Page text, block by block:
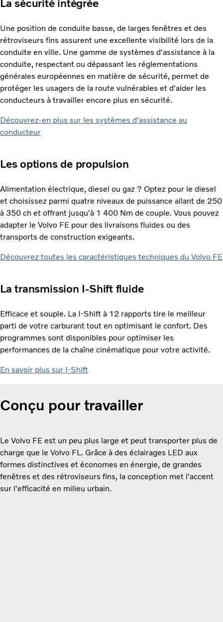
La sécurité intégrée
Une position de conduite basse, de larges fenêtres et des
rétroviseurs fins assurent une excellente visibilité lors de la
conduite en ville. Une gamme de systèmes d'assistance à la
conduite, respectant ou dépassant les réglementations
générales européennes en matière de sécurité, permet de
protéger les usagers de la route vulnérables et d'aider les
conducteurs à travailler encore plus en sécurité.
Découvrez-en plus sur les systèmes d'assistance au
conducteur
Les options de propulsion
Alimentation électrique, diesel ou gaz ? Optez pour le diesel
et choisissez parmi quatre niveaux de puissance allant de 250
à 350 ch et offrant jusqu'à 1 400 Nm de couple. Vous pouvez
adapter le Volvo FE pour des livraisons fluides ou des
transports de construction exigeants.
Découvrez toutes les caractéristiques techniques du Volvo FE
La transmission I-Shift fluide
Efficace et souple. La I-Shift à 12 rapports tire le meilleur
parti de votre carburant tout en optimisant le confort. Des
programmes sont disponibles pour optimiser les
performances de la chaîne cinématique pour votre activité.
En savoir plus sur I-Shift
Conçu pour travailler
Le Volvo FE est un peu plus large et peut transporter plus de
charge que le Volvo FL. Grâce à des éclairages LED aux
formes distinctives et économes en énergie, de grandes
fenêtres et des rétroviseurs fins, la conception met l'accent
sur l'efficacité en milieu urbain.